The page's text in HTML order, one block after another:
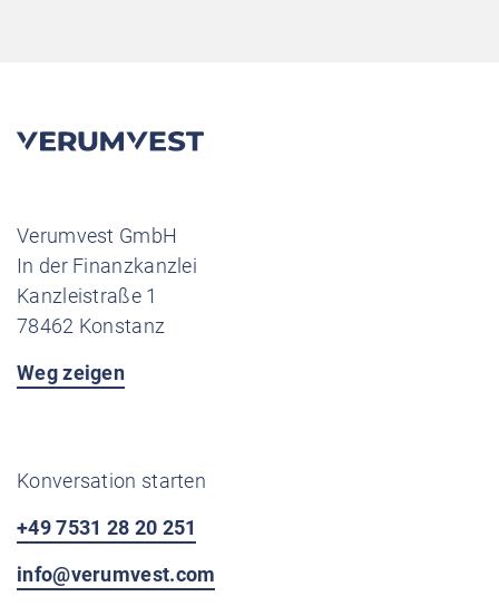
Verumvest GmbH
In der Finanzkanzlei
Kanzleistraße 1
78462 Konstanz
Weg zeigen
Konversation starten
+49 7531 28 20 251
info@verumvest.com